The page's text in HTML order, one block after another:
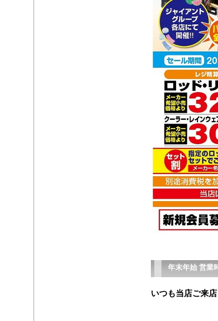
年末年始 営業
いつも当店ご来